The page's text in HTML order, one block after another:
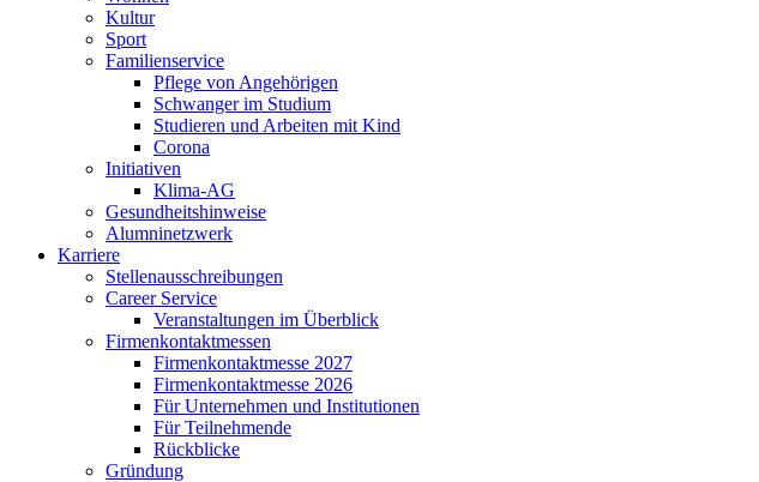
Kultur
Sport
Familienservice
Pflege von Angehörigen
Schwanger im Studium
Studieren und Arbeiten mit Kind
Corona
Initiativen
Klima-AG
Gesundheitshinweise
Alumninetzwerk
Karriere
Stellenausschreibungen
Career Service
Veranstaltungen im Überblick
Firmenkontaktmessen
Firmenkontaktmesse 2027
Firmenkontaktmesse 2026
Für Unternehmen und Institutionen
Für Teilnehmende
Rückblicke
Gründung